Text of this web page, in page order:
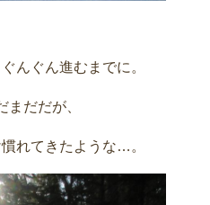
んぐん進むまでに。
まだだが、
れてきたような…。